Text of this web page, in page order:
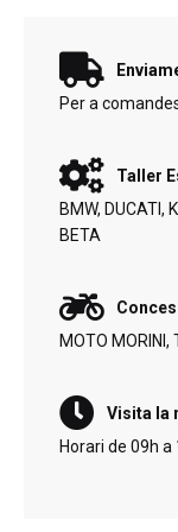
Per a
Taller
BMW, DUCATI,
BETA
MOTO MORINI,
Visita la
Horari de 09h a